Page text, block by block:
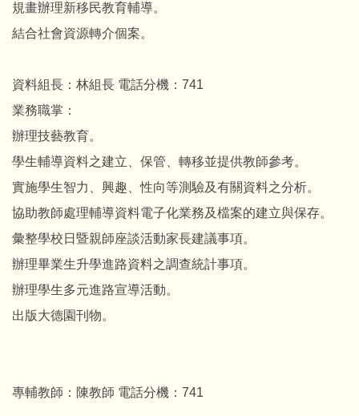
規畫辦理新移民教育輔導。
結合社會資源轉介個案。
資料組長：林組長 電話分機：741
業務職掌：
辦理技藝教育。
學生輔導資料之建立、保管、轉移並提供教師參考。
實施學生智力、興趣、性向等測驗及有關資料之分析。
協助教師處理輔導資料電子化業務及檔案的建立與保存。
彙整學校日暨親師座談活動家長建議事項。
辦理畢業生升學進路資料之調查統計事項。
辦理學生多元進路宣導活動。
出版大德園刊物。
專輔教師：陳教師 電話分機：741